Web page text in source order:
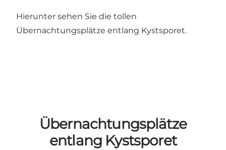
Hierunter sehen Sie die tollen
Übernachtungsplätze entlang Kystsporet.
Übernachtungsplätze
entlang Kystsporet